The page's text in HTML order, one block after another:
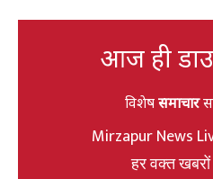
आज ही
विशेषसमाचार
Mirzapur News
हर वक्त